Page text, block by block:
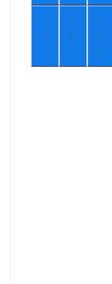
+
7°
+
8°
+
1
0°